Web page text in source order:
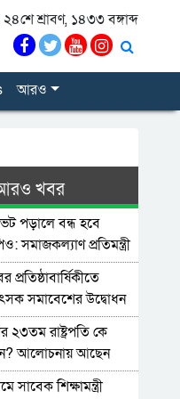
শ্রাবণ, ১৪৩৩ বঙ্গাব্দ
আরও
আরও খবর
পড়ালে বন্ধ হবে
সমাজকল্যাণ প্রতিমন্ত্রী
প্রতিষ্ঠাবার্ষিকীতে
সমাবেশের উদ্বোধন
প্রধানমন্ত্রী
২৩তম রাষ্ট্রপতি কে
আলোচনায় আছেন
সাবেক শিক্ষামন্ত্রী